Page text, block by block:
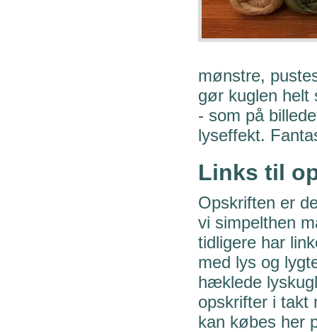
mønstre,
gør kuglen helt
- som på
lyseffekt.
Links til
Opskriften er
vi simpelthen
tidligere har
med lys og
hæklede
opskrifter i takt
kan købes her